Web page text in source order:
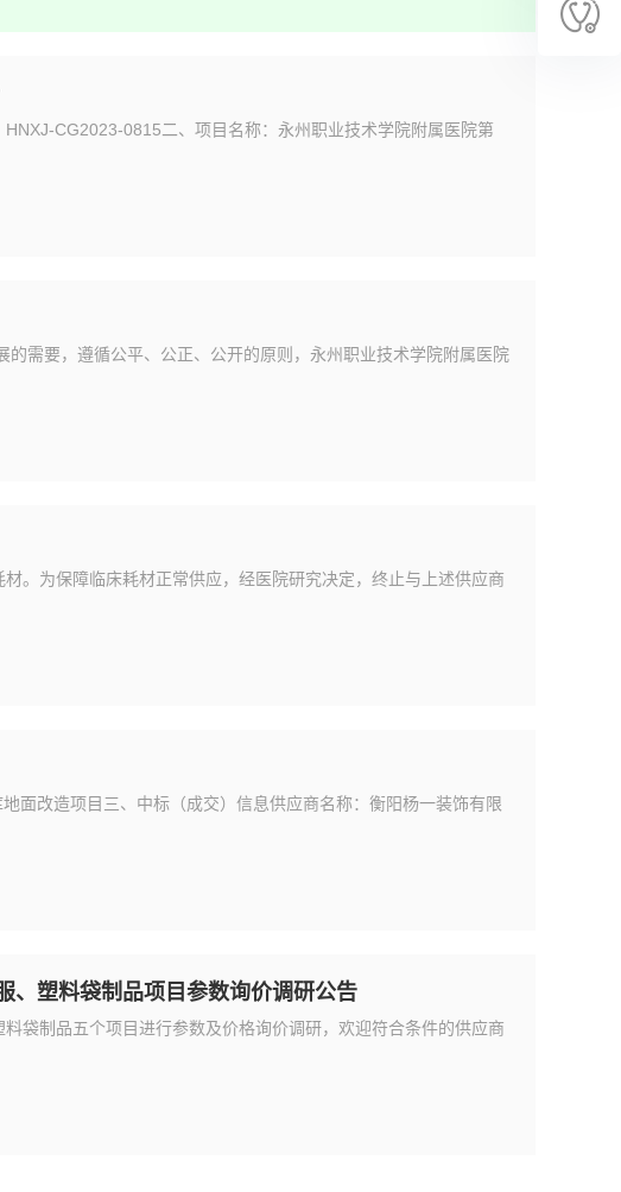
CG2023-0815二、项目名称：永州职业技术学院附属医院第
需要，遵循公平、公正、公开的原则，永州职业技术学院附属医院
。为保障临床耗材正常供应，经医院研究决定，终止与上述供应商
面改造项目三、中标（成交）信息供应商名称：衡阳杨一装饰有限
、塑料袋制品项目参数询价调研公告
袋制品五个项目进行参数及价格询价调研，欢迎符合条件的供应商